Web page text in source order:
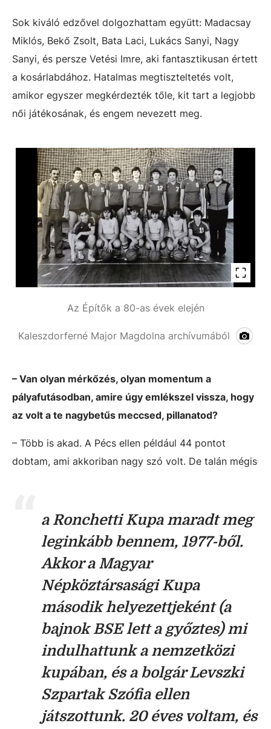
Sok kiváló edzővel dolgozhattam együtt: Madacsay
Miklós, Bekő Zsolt, Bata Laci, Lukács Sanyi, Nagy
Sanyi, és persze Vetési Imre, aki fantasztikusan értett
a kosárlabdához. Hatalmas megtiszteltetés volt,
amikor egyszer megkérdezték tőle, kit tart a legjobb
női játékosának, és engem nevezett meg.
Az Építők a 80-as évek elején
Kaleszdorferné Major Magdolna archívumából
– Van olyan mérkőzés, olyan momentum a
pályafutásodban, amire úgy emlékszel vissza, hogy
az volt a te nagybetűs meccsed, pillanatod?
– Több is akad. A Pécs ellen például 44 pontot
dobtam, ami akkoriban nagy szó volt. De talán mégis
a Ronchetti Kupa maradt meg
leginkább bennem, 1977-ből.
Akkor a Magyar
Népköztársasági Kupa
második helyezettjeként (a
bajnok BSE lett a győztes) mi
indulhattunk a nemzetközi
kupában, és a bolgár Levszki
Szpartak Szófia ellen
játszottunk. 20 éves voltam, és